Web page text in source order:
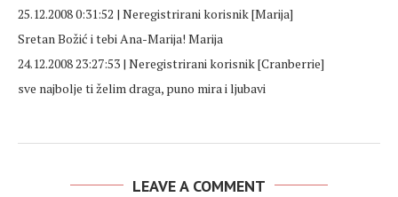
25.12.2008 0:31:52 | Neregistrirani korisnik [Marija]
Sretan Božić i tebi Ana-Marija! Marija
24.12.2008 23:27:53 | Neregistrirani korisnik [Cranberrie]
sve najbolje ti želim draga, puno mira i ljubavi
LEAVE A COMMENT